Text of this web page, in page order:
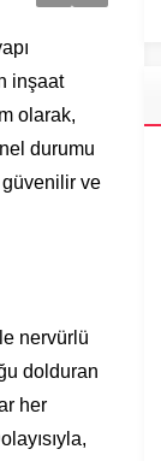
inşaat
olarak,
durumu
güvenilir ve
nervürlü
dolduran
her